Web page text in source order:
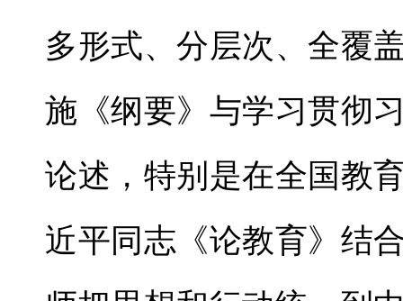
多形式、分层次、全覆
施《纲要》与学习贯彻
论述，特别是在全国教
近平同志《论教育》结